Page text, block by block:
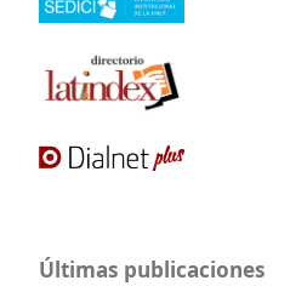
Últimas publicaciones